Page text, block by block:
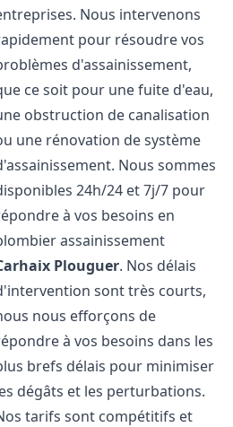
Nous intervenons
pour résoudre vos
d'assainissement,
ce soit pour une fuite d'eau,
obstruction de canalisation
une rénovation de système
Nous sommes
24h/24 et 7j/7 pour
à vos besoins en
assainissement
Plouguer. Nos délais
sont très courts,
nous efforçons de
à vos besoins dans les
brefs délais pour minimiser
dégâts et les perturbations.
tarifs sont compétitifs et